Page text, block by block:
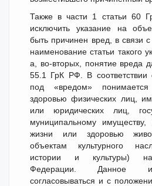
Также в части 1 статьи 60
исключить указание на
быть причинен вред, в связи
наименование статьи такого
а, во-вторых, понятие вреда
55.1 ГрК РФ. В соответствии
под «вредом»
здоровью физических лиц,
или юридических лиц,
муниципальному
жизни или здоровью
объектам культурного
истории и культуры)
Федерации. Данное
согласовываться и с